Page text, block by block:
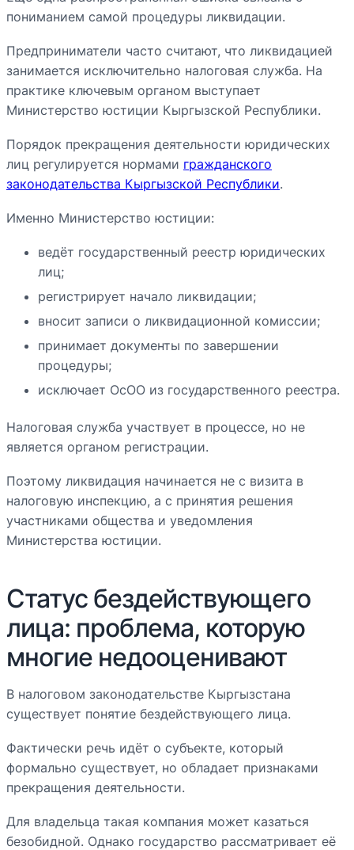
пониманием самой процедуры ликвидации.
Предприниматели часто считают, что ликвидацией
занимается исключительно налоговая служба. На
практике ключевым органом выступает
Министерство юстиции Кыргызской Республики.
Порядок прекращения деятельности юридических
лиц регулируется нормами гражданского
законодательства Кыргызской Республики.
Именно Министерство юстиции:
ведёт государственный реестр юридических
лиц;
регистрирует начало ликвидации;
вносит записи о ликвидационной комиссии;
принимает документы по завершении
процедуры;
исключает ОсОО из государственного реестра.
Налоговая служба участвует в процессе, но не
является органом регистрации.
Поэтому ликвидация начинается не с визита в
налоговую инспекцию, а с принятия решения
участниками общества и уведомления
Министерства юстиции.
Статус бездействующего
лица: проблема, которую
многие недооценивают
В налоговом законодательстве Кыргызстана
существует понятие бездействующего лица.
Фактически речь идёт о субъекте, который
формально существует, но обладает признаками
прекращения деятельности.
Для владельца такая компания может казаться
безобидной. Однако государство рассматривает её